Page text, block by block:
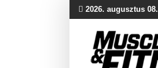
2026. augusztus 08.